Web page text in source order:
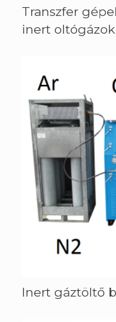
Transzfer
inert
Inert gáztöltő